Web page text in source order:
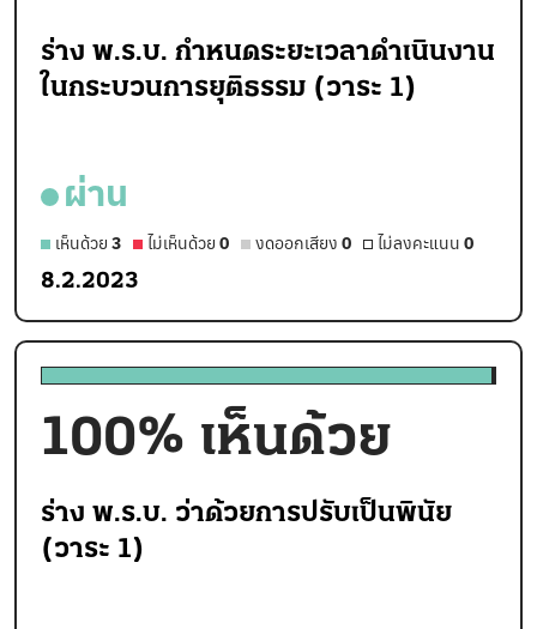
ร่าง พ.ร.บ. กำหนดระยะเวลาดำเนินงาน
ในกระบวนการยุติธรรม (วาระ 1)
ผ่าน
เห็นด้วย 3 ไม่เห็นด้วย 0 งดออกเสียง 0 ไม่ลงคะแนน 0
8.2.2023
100% เห็นด้วย
ร่าง พ.ร.บ. ว่าด้วยการปรับเป็นพินัย
(วาระ 1)